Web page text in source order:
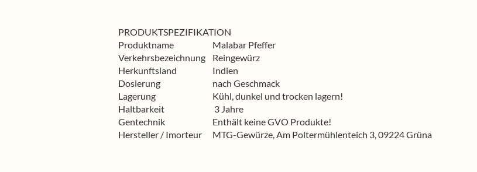
PRODUKTSPEZIFIKATION
Produktname
Malabar Pfeffer
Verkehrsbezeichnung Reingewürz
Herkunftsland
Indien
Dosierung
nach Geschmack
Lagerung
Kühl, dunkel und trocken lagern!
Haltbarkeit
3 Jahre
Gentechnik
Enthält keine GVO Produkte!
Hersteller / Imorteur
MTG-Gewürze, Am Poltermühlenteich 3, 09224 Grüna